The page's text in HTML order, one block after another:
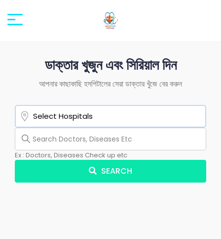
ডাক্তার খুজুন এবং সিরিয়াল দিন
আপনার কাছাকাছি হসপিটালের সেরা ডাক্তার খুঁজে বের করুন
Ex : Doctors, Diseases Check up etc
SEARCH